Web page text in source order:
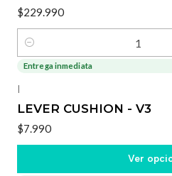
$229.990
Cantidad
Entrega inmediata
|
LEVER CUSHION - V3
$7.990
Ver